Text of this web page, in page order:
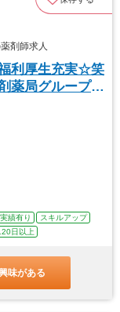
剤師求人
利厚生充実☆笑
薬局グループで
績有り
スキルアップ
日以上
味がある